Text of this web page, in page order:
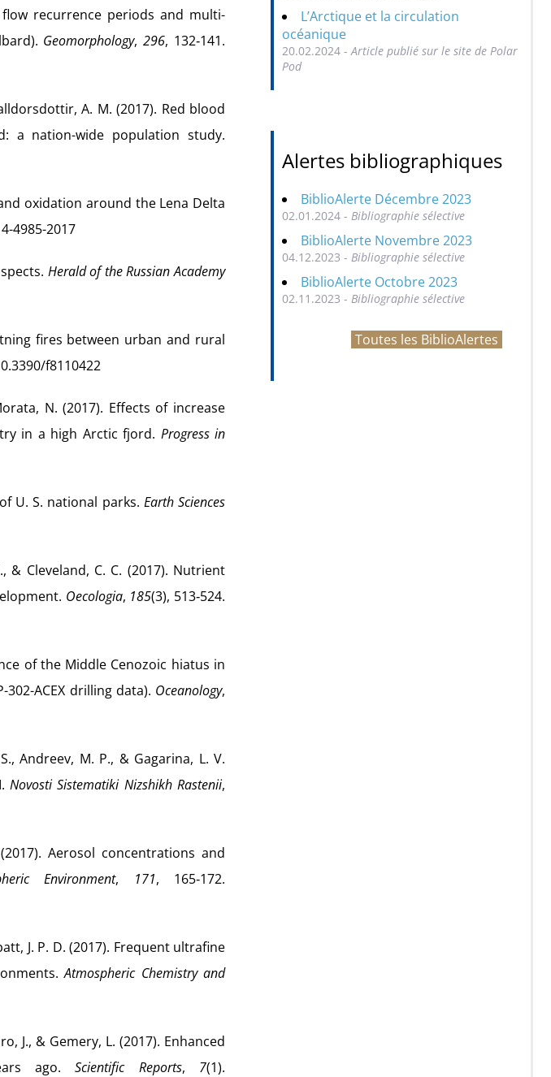
flow recurrence periods and multi-
Geomorphology,296, 132‑141.
A. M. (2017). Red blood
a nation-wide population study.
oxidation around the Lena Delta
4985-2017
Herald of the Russian Academy
fires between urban and rural
f8110422
N. (2017). Effects of increase
in a high Arctic fjord. Progress in
U. S. national parks. Earth Sciences
& Cleveland, C. C. (2017). Nutrient
Oecologia, 185(3), 513‑524.
of the Middle Cenozoic hiatus in
ACEX drilling data). Oceanology,
Andreev, M. P., & Gagarina, L. V.
Novosti Sistematiki Nizshikh Rastenii,
Aerosol concentrations and
Environment, 171, 165‑172.
J. P. D. (2017). Frequent ultrafine
Atmospheric Chemistry and
J., & Gemery, L. (2017). Enhanced
ago.Scientific Reports, 7(1).
L’Arctique et la circulation
océanique
20.02.2024 - Article publié sur le site de Polar
Pod
Alertes bibliographiques
BiblioAlerte Décembre 2023
02.01.2024 - Bibliographie sélective
BiblioAlerte Novembre 2023
04.12.2023 - Bibliographie sélective
BiblioAlerte Octobre 2023
02.11.2023 - Bibliographie sélective
Toutes les BiblioAlertes